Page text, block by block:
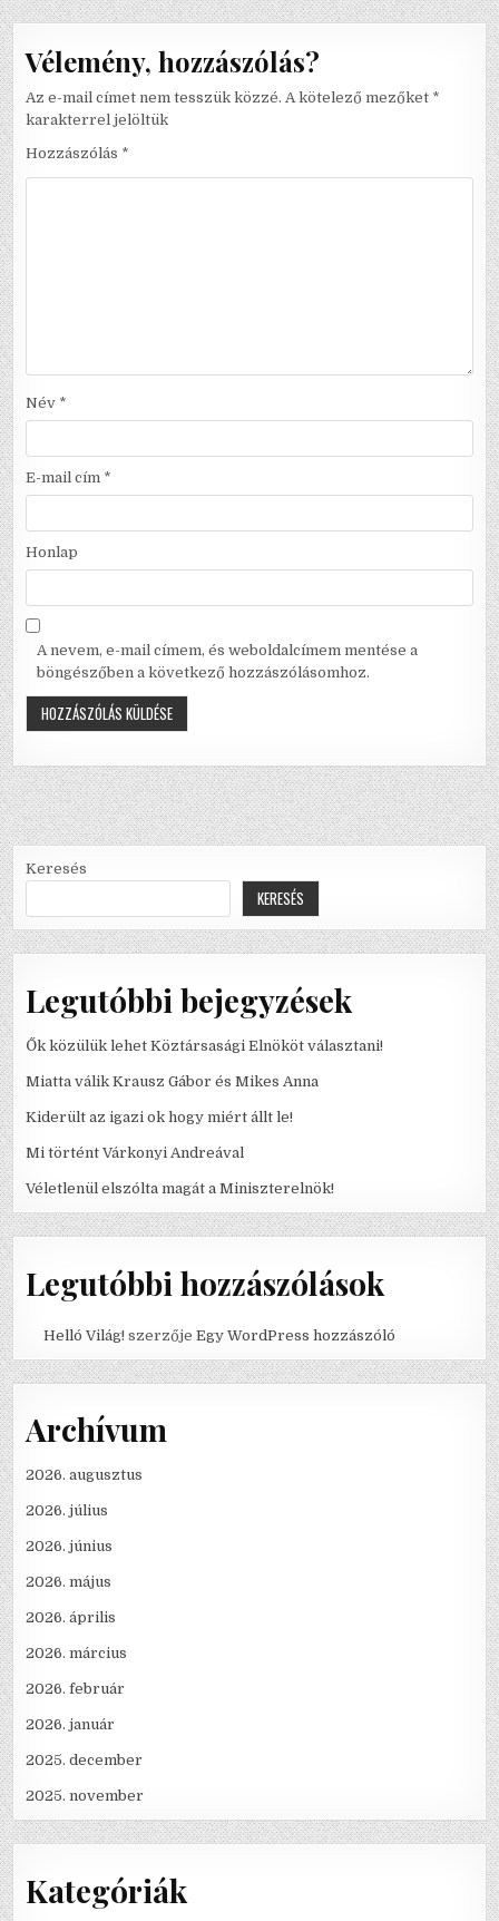
Vélemény, hozzászólás?
Az e-mail címet nem tesszük közzé. A kötelező mezőket *
karakterrel jelöltük
Hozzászólás *
Név *
E-mail cím *
Honlap
A nevem, e-mail címem, és weboldalcímem mentése a
böngészőben a következő hozzászólásomhoz.
Keresés
KERESÉS
Legutóbbi bejegyzések
Ők közülük lehet Köztársasági Elnököt választani!
Miatta válik Krausz Gábor és Mikes Anna
Kiderült az igazi ok hogy miért állt le!
Mi történt Várkonyi Andreával
Véletlenül elszólta magát a Miniszterelnök!
Legutóbbi hozzászólások
Helló Világ! szerzője Egy WordPress hozzászóló
Archívum
2026. augusztus
2026. július
2026. június
2026. május
2026. április
2026. március
2026. február
2026. január
2025. december
2025. november
Kategóriák